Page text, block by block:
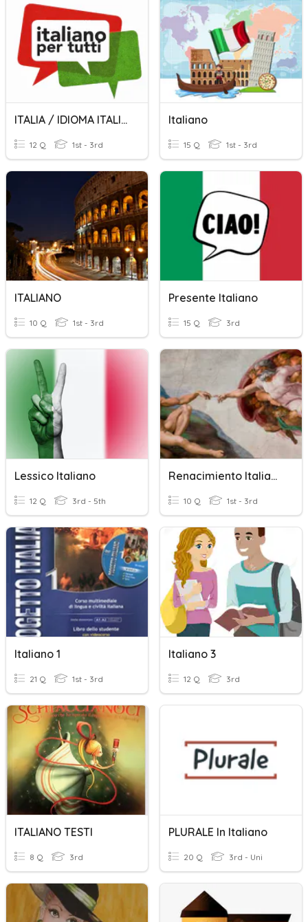
ITALIA / IDIOMA ITALIANO
12 Q 1st - 3rd
Italiano
15 Q 1st - 3rd
ITALIANO
10 Q 1st - 3rd
Presente Italiano
15 Q 3rd
Lessico Italiano
12 Q 3rd - 5th
Renacimiento Italiano
10 Q 1st - 3rd
Italiano 1
21 Q 1st - 3rd
Italiano 3
12 Q 3rd
ITALIANO TESTI
8 Q 3rd
PLURALE In Italiano
20 Q 3rd - Uni